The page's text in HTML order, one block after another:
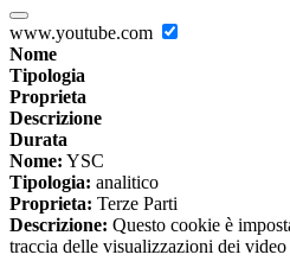
www.youtube.com
Nome
Tipologia
Proprieta
Descrizione
Durata
Nome: YSC
Tipologia: analitico
Proprieta: Terze Parti
Descrizione: Questo cookie è
traccia delle visualizzazioni dei